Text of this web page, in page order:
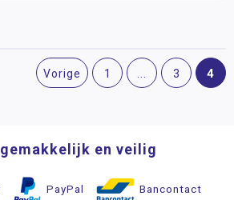
Vorige 1 3 4
gemakkelijk en veilig
PayPal Bancontact